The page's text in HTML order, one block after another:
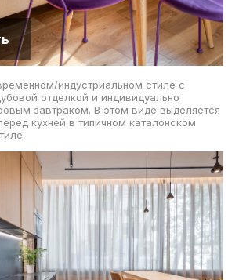
индустриальном стиле с
отделкой и индивидуально
завтраком. В этом виде выделяется
кухней в типичном каталонском